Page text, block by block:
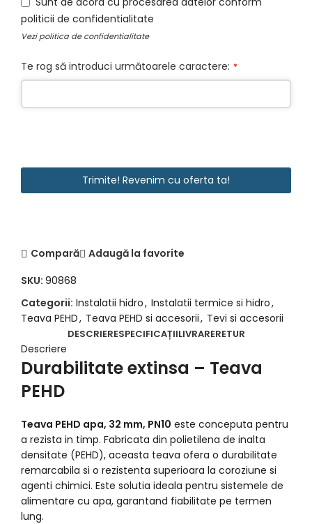
politicii de confidentialitate
Vezipolitica de confidentialitate
Te rog să introduci următoarele caractere: *
Trimite! Revenim cu oferta ta!
Compară
Adaugă la favorite
SKU: 90868
Categorii: Instalatii hidro, Instalatii termice si hidro,
Teava PEHD, Teava PEHD si accesorii, Tevi si accesorii
DESCRIERESPECIFICAȚIILIVRARERETUR
Descriere
Durabilitate extinsa – Teava
PEHD
Teava PEHD apa, 32 mm, PN10 este conceputa pentru
a rezista in timp. Fabricata din polietilena de inalta
densitate (PEHD), aceasta teava ofera o durabilitate
remarcabila si o rezistenta superioara la coroziune si
agenti chimici. Este solutia ideala pentru sistemele de
alimentare cu apa, garantand fiabilitate pe termen
lung.